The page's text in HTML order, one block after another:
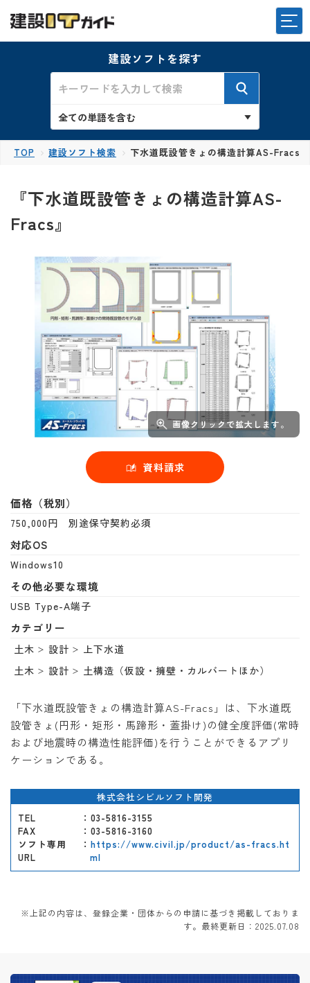
建設ソフトを探す
TOP 建設ソフト検索 下水道既設管きょの構造計算AS-Fracs
『下水道既設管きょの構造計算AS-
Fracs』
画像クリックで拡大します。
資料請求
価格（税別）
750,000円 別途保守契約必須
対応OS
Windows10
その他必要な環境
USB Type-A端子
カテゴリー
土木 設計
上下水道
土木
設計 土構造（仮設・擁壁・カルバートほか）
「下水道既設管きょの構造計算AS-Fracs」は、下水道既
設管きょ(円形・矩形・馬蹄形・蓋掛け)の健全度評価(常時
および地震時の構造性能評価)を行うことができるアプリ
ケーションである。
株式会社シビルソフト開発
TEL
：03-5816-3155
FAX
：03-5816-3160
ソフト専用
URL
： https://www.civil.jp/product/as-fracs.ht
ml
※上記の内容は、登録企業・団体からの申請に基づき掲載しておりま
す。最終更新日：2025.07.08